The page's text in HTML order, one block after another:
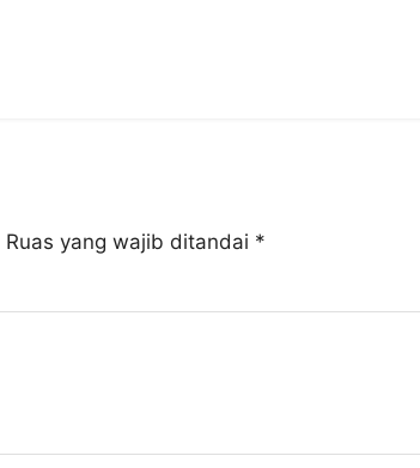
Ruas yang wajib ditandai *